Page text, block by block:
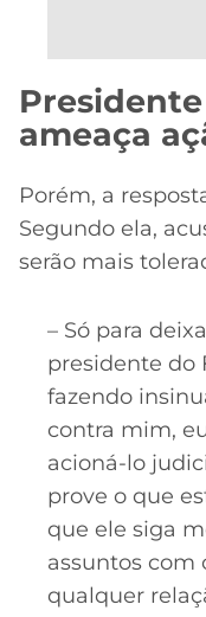
ameaça
Porém, a
Segundo ela,
serão mais
– Só para
presidente do
fazendo
contra mim,
acioná-lo
prove o que
que ele siga
assuntos com
qualquer